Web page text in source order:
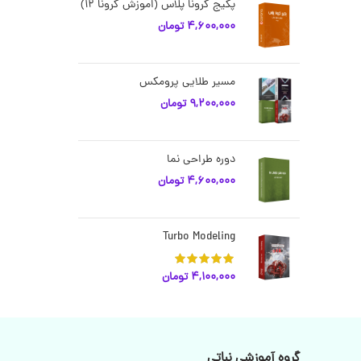
پکیج کرونا پلاس (اموزش کرونا 12)
4,600,000 تومان
مسیر طلایی پرومکس
9,200,000 تومان
دوره طراحی نما
4,600,000 تومان
Turbo Modeling
4,100,000 تومان